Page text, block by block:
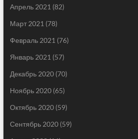
Апрель 2021 (82)
Март 2021 (78)
Февраль 2021 (76)
Январь 2021 (57)
Декабрь 2020(70)
Ноябрь 2020(65)
Октябрь 2020(59)
Сентябрь 2020(59)